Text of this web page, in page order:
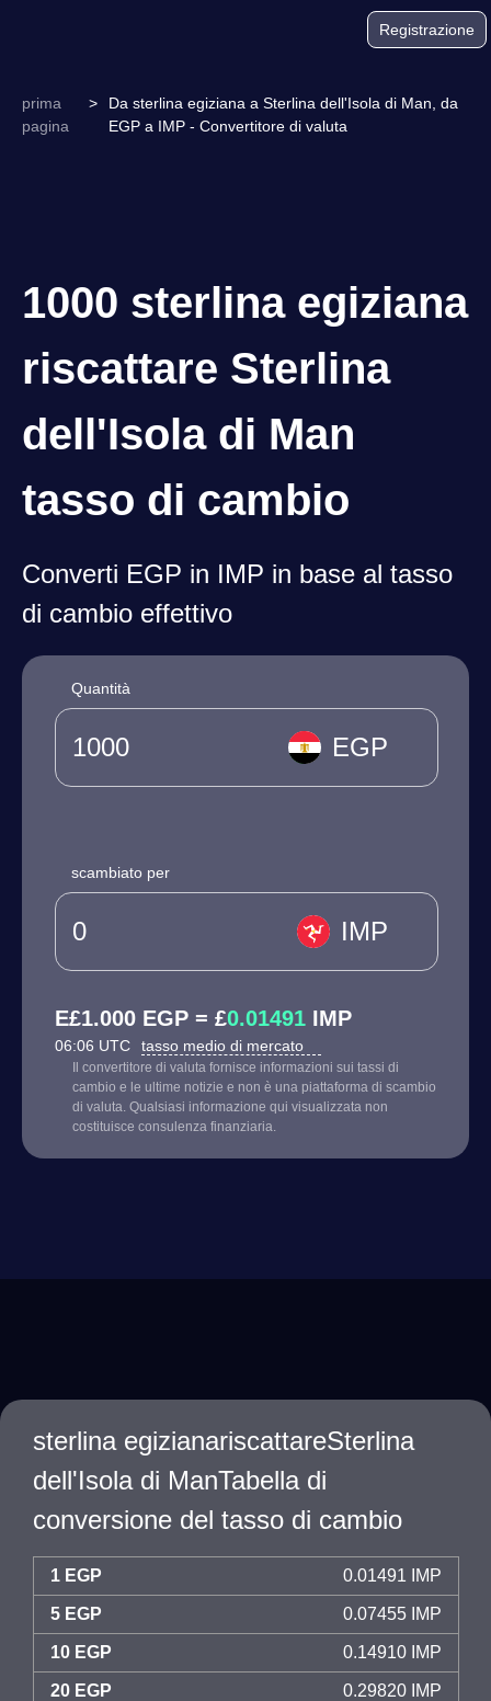
Registrazione
prima
pagina
>
Da sterlina egiziana a Sterlina dell'Isola di Man, da
EGP a IMP - Convertitore di valuta
1000 sterlina egiziana
riscattare Sterlina
dell'Isola di Man
tasso di cambio
Converti EGP in IMP in base al tasso
di cambio effettivo
Quantità
EGP
scambiato per
IMP
E£1.000 EGP = £0.01491 IMP
06:06 UTC tasso medio di mercato
Il convertitore di valuta fornisce informazioni sui tassi di
cambio e le ultime notizie e non è una piattaforma di scambio
di valuta. Qualsiasi informazione qui visualizzata non
costituisce consulenza finanziaria.
sterlina egizianariscattareSterlina
dell'Isola di ManTabella di
conversione del tasso di cambio
1 EGP 0.01491 IMP
5 EGP 0.07455 IMP
10 EGP 0.14910 IMP
20 EGP 0.29820 IMP